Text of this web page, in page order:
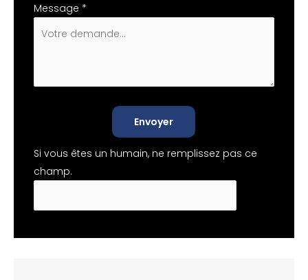
Message *
Envoyer
Si vous êtes un humain, ne remplissez pas ce
champ.